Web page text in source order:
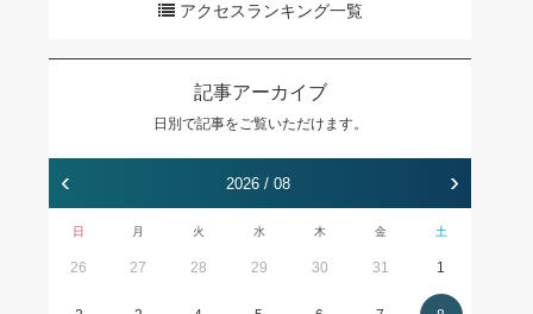
アクセスランキング一覧
記事アーカイブ
日別で記事をご覧いただけます。
‹ 2026 / 08 ›
日 月 火 水 木 金 土
26 27 28 29 30 31 1